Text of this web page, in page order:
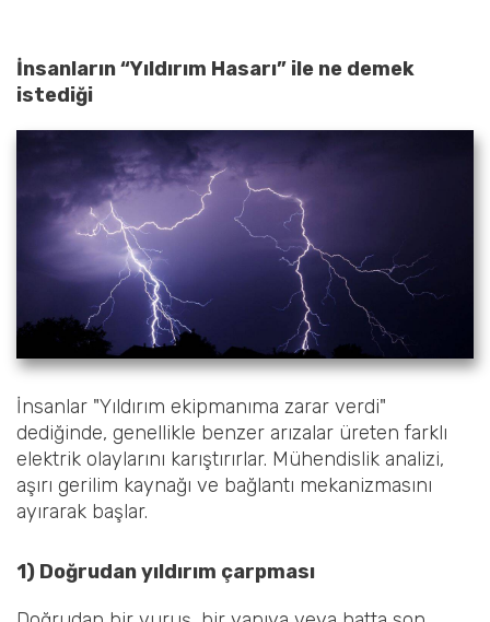
İnsanların “Yıldırım Hasarı” ile ne demek
istediği
İnsanlar "Yıldırım ekipmanıma zarar verdi"
dediğinde, genellikle benzer arızalar üreten farklı
elektrik olaylarını karıştırırlar. Mühendislik analizi,
aşırı gerilim kaynağı ve bağlantı mekanizmasını
ayırarak başlar.
1) Doğrudan yıldırım çarpması